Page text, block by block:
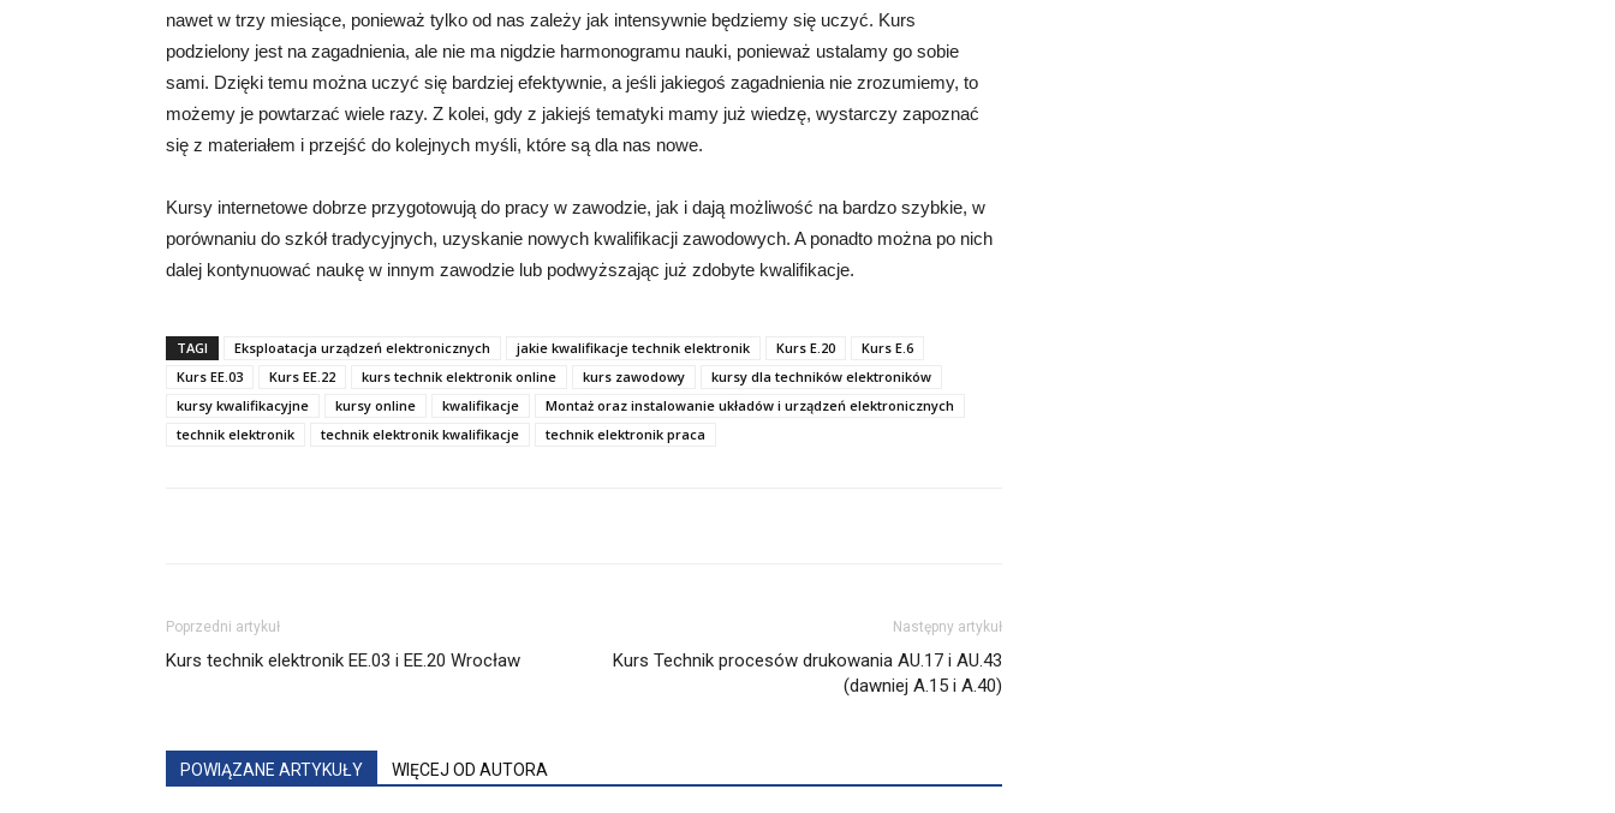
nawet w trzy miesiące, ponieważ tylko od nas zależy jak intensywnie będziemy się uczyć. Kurs
podzielony jest na zagadnienia, ale nie ma nigdzie harmonogramu nauki, ponieważ ustalamy go sobie
sami. Dzięki temu można uczyć się bardziej efektywnie, a jeśli jakiegoś zagadnienia nie zrozumiemy, to
możemy je powtarzać wiele razy. Z kolei, gdy z jakiejś tematyki mamy już wiedzę, wystarczy zapoznać
się z materiałem i przejść do kolejnych myśli, które są dla nas nowe.
Kursy internetowe dobrze przygotowują do pracy w zawodzie, jak i dają możliwość na bardzo szybkie, w
porównaniu do szkół tradycyjnych, uzyskanie nowych kwalifikacji zawodowych. A ponadto można po nich
dalej kontynuować naukę w innym zawodzie lub podwyższając już zdobyte kwalifikacje.
TAGI Eksploatacja urządzeń elektronicznych jakie kwalifikacje technik elektronik Kurs E.20
Kurs E.6
Kurs EE.03
Kurs EE.22 kurs technik elektronik online kurs zawodowy
kursy dla techników elektroników
kursy kwalifikacyjne
kursy online kwalifikacje
Montaż oraz instalowanie układów i urządzeń elektronicznych
technik elektronik
technik elektronik kwalifikacje technik elektronik praca
Poprzedni artykuł
Kurs technik elektronik EE.03 i EE.20 Wrocław
Następny artykuł
Kurs Technik procesów drukowania AU.17 i AU.43
(dawniej A.15 i A.40)
POWIĄZANE ARTYKUŁY WIĘCEJ OD AUTORA